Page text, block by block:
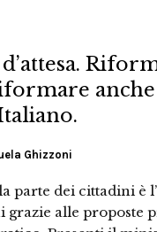
Ghizzoni
parte dei cittadini è
grazie alle proposte